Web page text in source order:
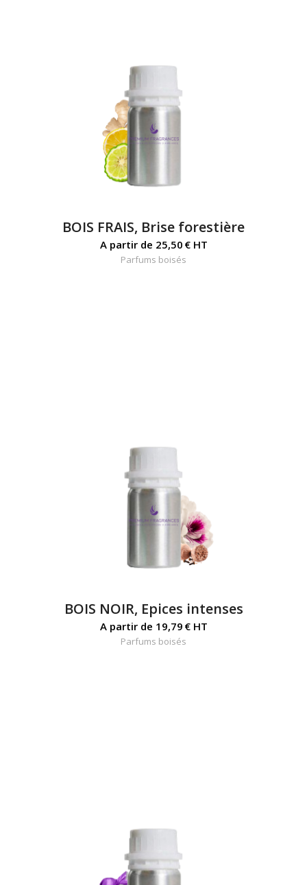
BOIS FRAIS, Brise forestière
A partir de 25,50 €HT
Parfums boisés
BOIS NOIR, Epices intenses
A partir de 19,79 €HT
Parfums boisés